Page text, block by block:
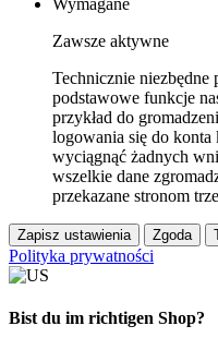
Wymagane
Zawsze aktywne
Technicznie
podstawowe funkcje
przykład do
logowania się do konta
wyciągnąć żadnych
wszelkie dane
przekazane stronom
Zapisz ustawienia Zgoda
Polityka prywatności
Bist du im richtigen Shop?